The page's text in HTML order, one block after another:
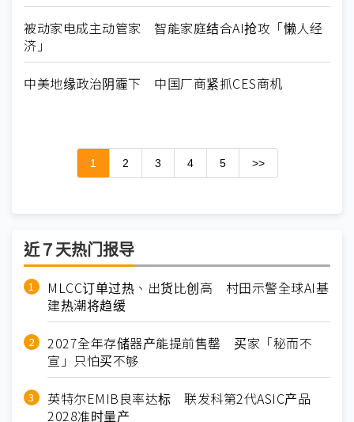
被动家电成主动管家 智能家庭结合AI抢攻「懒人经
济」
中美地缘政治阴霾下 中国厂商紧抓CES商机
1 2 3 4 5 >>
近７天热门报导
MLCC订单过热、出货比创高 村田示警全球AI基
建热潮将趋缓
2027全年存储器产能提前售罄 买家「秘而不
宣」只怕买不够
英特尔EMIB良率达标 联发科第2代ASIC产品
2028准时量产